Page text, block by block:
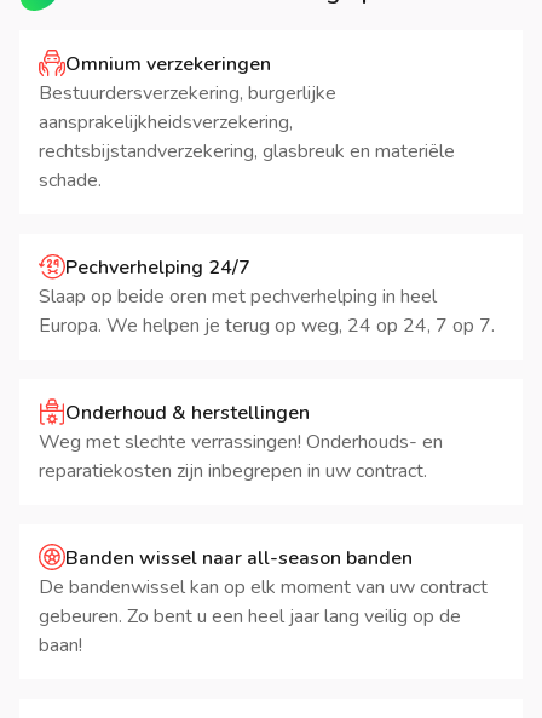
Omnium verzekeringen
Bestuurdersverzekering, burgerlijke
aansprakelijkheidsverzekering,
rechtsbijstandverzekering, glasbreuk en materiële
schade.
Pechverhelping 24/7
Slaap op beide oren met pechverhelping in heel
Europa. We helpen je terug op weg, 24 op 24, 7 op 7.
Onderhoud & herstellingen
Weg met slechte verrassingen! Onderhouds- en
reparatiekosten zijn inbegrepen in uw contract.
Banden wissel naar all-season banden
De bandenwissel kan op elk moment van uw contract
gebeuren. Zo bent u een heel jaar lang veilig op de
baan!